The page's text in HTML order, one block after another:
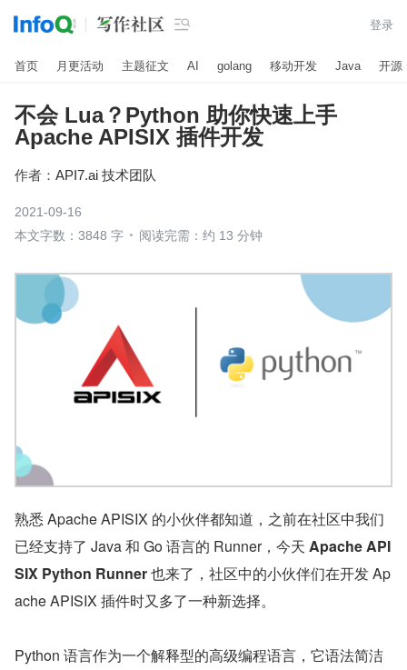
 登录
首页 月更活动 主题征文 AI golang 移动开发 Java 开源
不会 Lua？Python 助你快速上手
Apache APISIX 插件开发
作者： API7.ai 技术团队
2021-09-16
本文字数：3848 字
阅读完需：约 13 分钟
熟悉 Apache APISIX 的小伙伴都知道，之前在社区中我们
已经支持了 Java 和 Go 语言的 Runner，今天 Apache API
SIX Python Runner 也来了，社区中的小伙伴们在开发 Ap
ache APISIX 插件时又多了一种新选择。
Python 语言作为一个解释型的高级编程语言，它语法简洁